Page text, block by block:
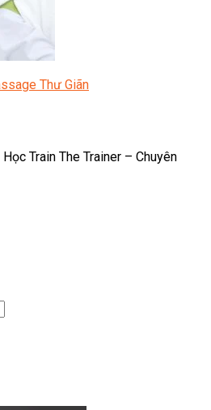
Thư Giãn
Train The Trainer – Chuyên